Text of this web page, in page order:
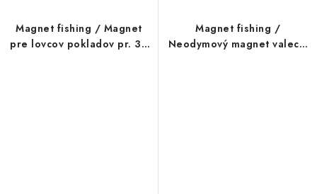
Magnet fishing / Magnet
pre lovcov pokladov pr. 30
Magnet fishing /
Neodymový magnet valec s